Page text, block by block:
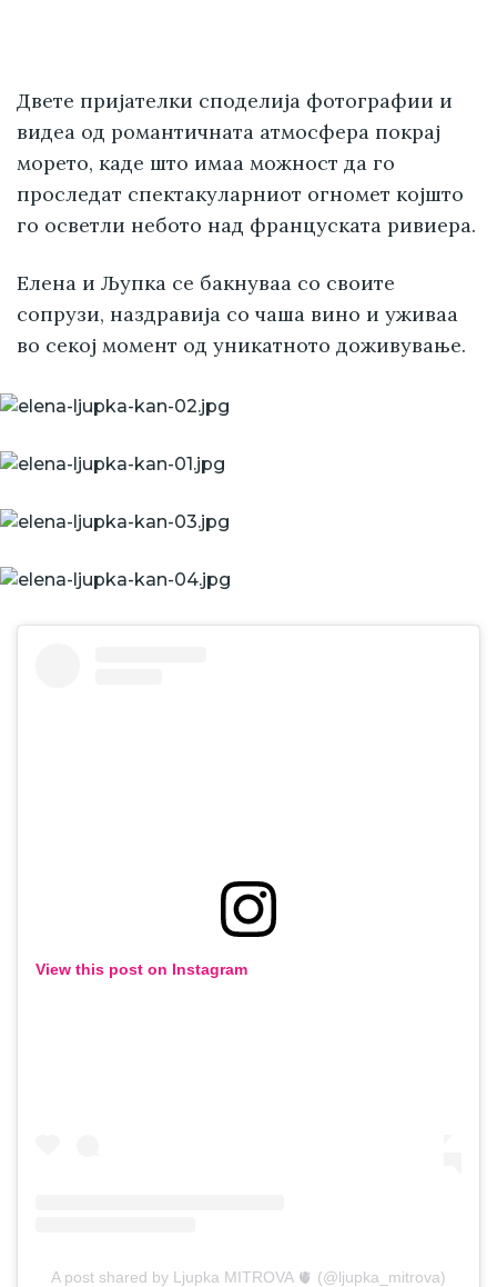
Двете пријателки споделија фотографии и
видеа од романтичната атмосфера покрај
морето, каде што имаа можност да го
проследат спектакуларниот огномет којшто
го осветли небото над француската ривиера.
Елена и Љупка се бакнуваа со своите
сопрузи, наздравија со чаша вино и уживаа
во секој момент од уникатното доживување.
View this post on Instagram
A post shared by Ljupka MITROVA 🫀 (@ljupka_mitrova)